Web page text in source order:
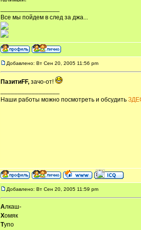
Все мы пойдем в след за джа...
Добавлено: Вт Сен 20, 2005 11:56 pm
ПазитиFF, зачо-от!
Наши работы можно посмотреть и обсудить
Добавлено: Вт Сен 20, 2005 11:59 pm
Алкаш-
Хомяк
Тупо